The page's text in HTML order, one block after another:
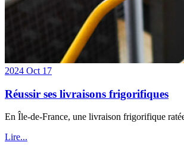
2024 Oct 17
Réussir ses livraisons frigorifiques
En Île-de-France, une livraison frigorifique
Lire...